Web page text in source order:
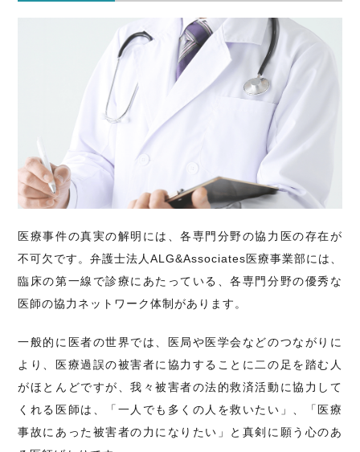
医療事件の真実の解明には、各専門分野の協力医の存在が
不可欠です。弁護士法人ALG&Associates医療事業部には、
臨床の第一線で診療にあたっている、各専門分野の優秀な
医師の協力ネットワーク体制があります。
一般的に医者の世界では、医局や医学会などのつながりに
より、医療過誤の被害者に協力することに二の足を踏む人
がほとんどですが、我々被害者の法的救済活動に協力して
くれる医師は、「一人でも多くの人を救いたい」、「医療
事故にあった被害者の力になりたい」と真剣に願う心のあ